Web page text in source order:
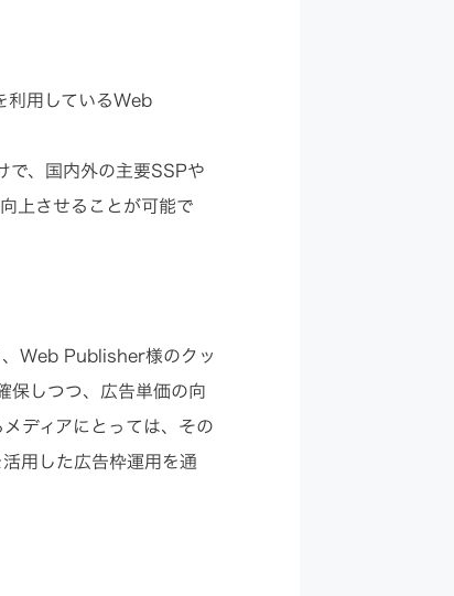
利用しているWeb
、国内外の主要SSPや
上させることが可能で
Web Publisher様のクッ
保しつつ、広告単価の向
ディアにとっては、その
用した広告枠運用を通